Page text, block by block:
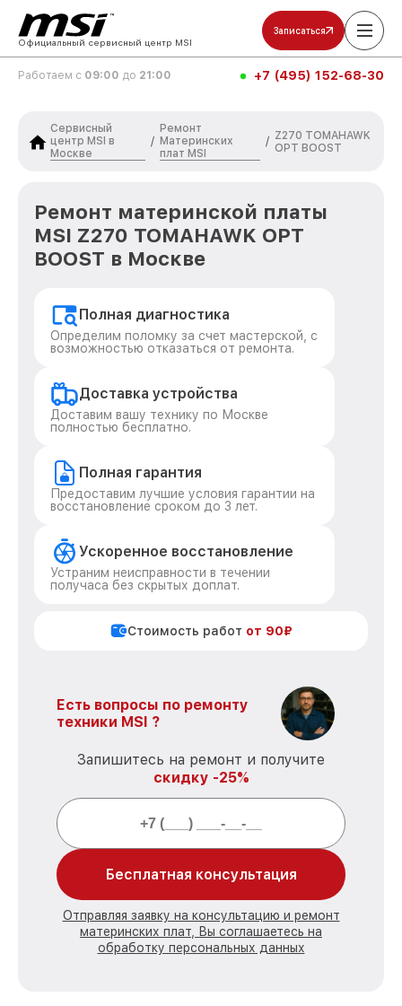
Официальный сервисный центр MSI
Записаться
Работаем с 09:00 до 21:00 +7 (495) 152-68-30
Сервисный
центр MSI в
Москве
/
Ремонт
Материнских
плат MSI
/ Z270 TOMAHAWK
OPT BOOST
Ремонт материнской платы
MSI Z270 TOMAHAWK OPT
BOOST в Москве
Полная диагностика
Определим поломку за счет мастерской, с
возможностью отказаться от ремонта.
Доставка устройства
Доставим вашу технику по Москве
полностью бесплатно.
Полная гарантия
Предоставим лучшие условия гарантии на
восстановление сроком до 3 лет.
Ускоренное восстановление
Устраним неисправности в течении
получаса без скрытых доплат.
Стоимость работ от 90₽
Есть вопросы по ремонту
техники MSI ?
Запишитесь на ремонт и получите
скидку -25%
Бесплатная консультация
Отправляя заявку на консультацию и ремонт
материнских плат, Вы соглашаетесь на
обработку персональных данных